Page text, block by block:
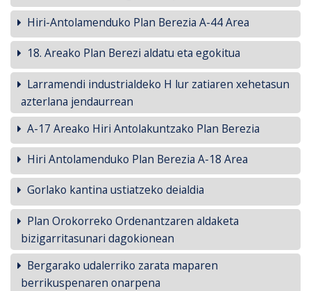
Hiri-Antolamenduko Plan Berezia A-44 Area
18. Areako Plan Berezi aldatu eta egokitua
Larramendi industrialdeko H lur zatiaren xehetasun
azterlana jendaurrean
A-17 Areako Hiri Antolakuntzako Plan Berezia
Hiri Antolamenduko Plan Berezia A-18 Area
Gorlako kantina ustiatzeko deialdia
Plan Orokorreko Ordenantzaren aldaketa
bizigarritasunari dagokionean
Bergarako udalerriko zarata maparen
berrikuspenaren onarpena